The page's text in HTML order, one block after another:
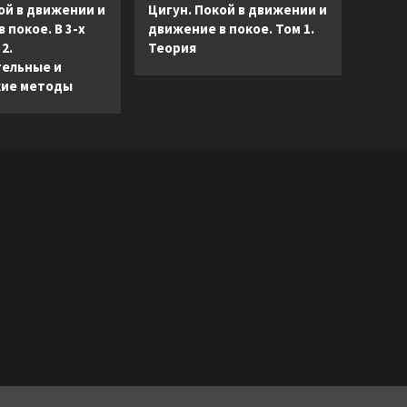
в движении и
покое. В 3-х
и
методы
Цигун. Покой в движении и
движение в покое. Том 1.
Теория